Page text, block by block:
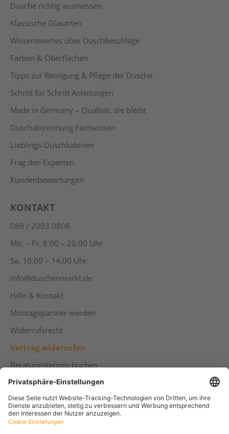
ZUM WARENKORB HINZUFÜGEN
Dusche richtig ausmessen
Klassische Glasarten
Wissenswertes über Duschbeschläge
Farben & Oberflächen
Tipps zur Reinigung & Pflege der Dusche
Schritt für Schritt Anleitungen
Made in Germany – Qualität, die bleibt
Duschabtrennung Fachwissen
Lieblings-Duschkabinen
Frag den Experten
Kundenbewertungen
KONTAKT
089 / 2003 0808
Mo. – Fr. 8:00 – 20:00 Uhr
Sa. 10:00 – 14:00 Uhr
info@duschenmarkt.de
Hilfe & Kontakt
Montagepartner werden
Widerrufsrecht
Vertrag widerrufen
Beratungstermin buchen